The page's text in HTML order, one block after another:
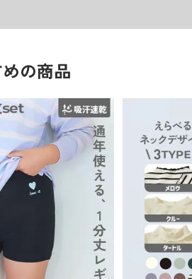
子らしさを演出。
ームウェアとして着用するのもおすす
テレコ素材
ー生地。
っかりストレッチします。
どを使ったカジュアルなコーディネー
がさらに女の子らしくアップデートしま
の商品